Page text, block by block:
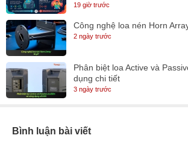
19 giờ trước
Công nghệ loa nén Horn
2 ngày trước
Phân biệt loa Active và
dụng chi tiết
3 ngày trước
Bình luận bài viết